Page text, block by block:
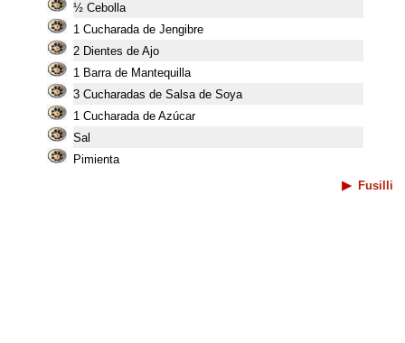
½ Cebolla
1 Cucharada de Jengibre
2 Dientes de Ajo
1 Barra de Mantequilla
3 Cucharadas de Salsa de Soya
1 Cucharada de Azúcar
Sal
Pimienta
Fusilli